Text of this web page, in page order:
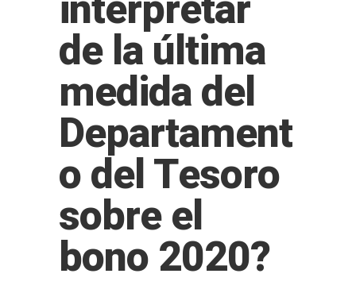
de la última
medida del
Departament
o del Tesoro
sobre el
bono 2020?